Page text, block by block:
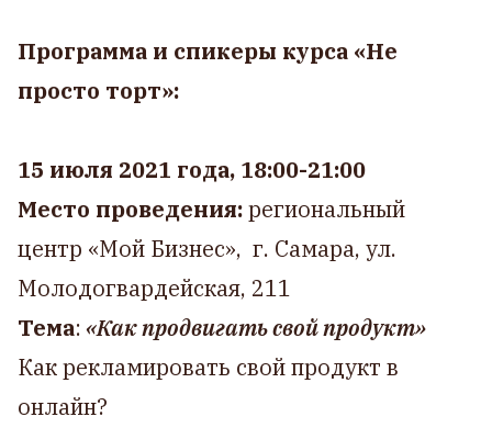
Программа и спикеры курса «Не
просто торт»:
15 июля 2021 года, 18:00-21:00
Место проведения:региональный
центр «Мой Бизнес», г. Самара, ул.
Молодогвардейская, 211
Тема:«Как продвигать свой продукт»
Как рекламировать свой продукт в
онлайн?